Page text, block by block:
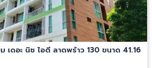
เดอะ นิช ไอดี ลาดพร้าว 130 ขนาด 41.16